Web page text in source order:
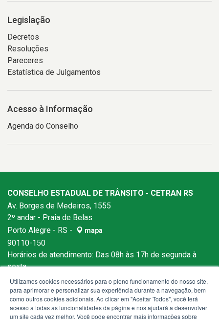
Legislação
Decretos
Resoluções
Pareceres
Estatística de Julgamentos
Acesso à Informação
Agenda do Conselho
CONSELHO ESTADUAL DE TRÂNSITO - CETRAN RS
Av. Borges de Medeiros, 1555
2º andar - Praia de Belas
Porto Alegre - RS -
mapa
90110-150
Horários de atendimento: Das 08h às 17h de segunda à
sexta.
Utilizamos cookies necessários para o pleno funcionamento do nosso site,
para aprimorar e personalizar sua experiência durante a navegação, bem
como outros cookies adicionais. Ao clicar em "Aceitar Todos", você terá
acesso a todas as funcionalidades da página e nos ajudará a desenvolver
um site cada vez melhor. Você pode encontrar mais informações sobre